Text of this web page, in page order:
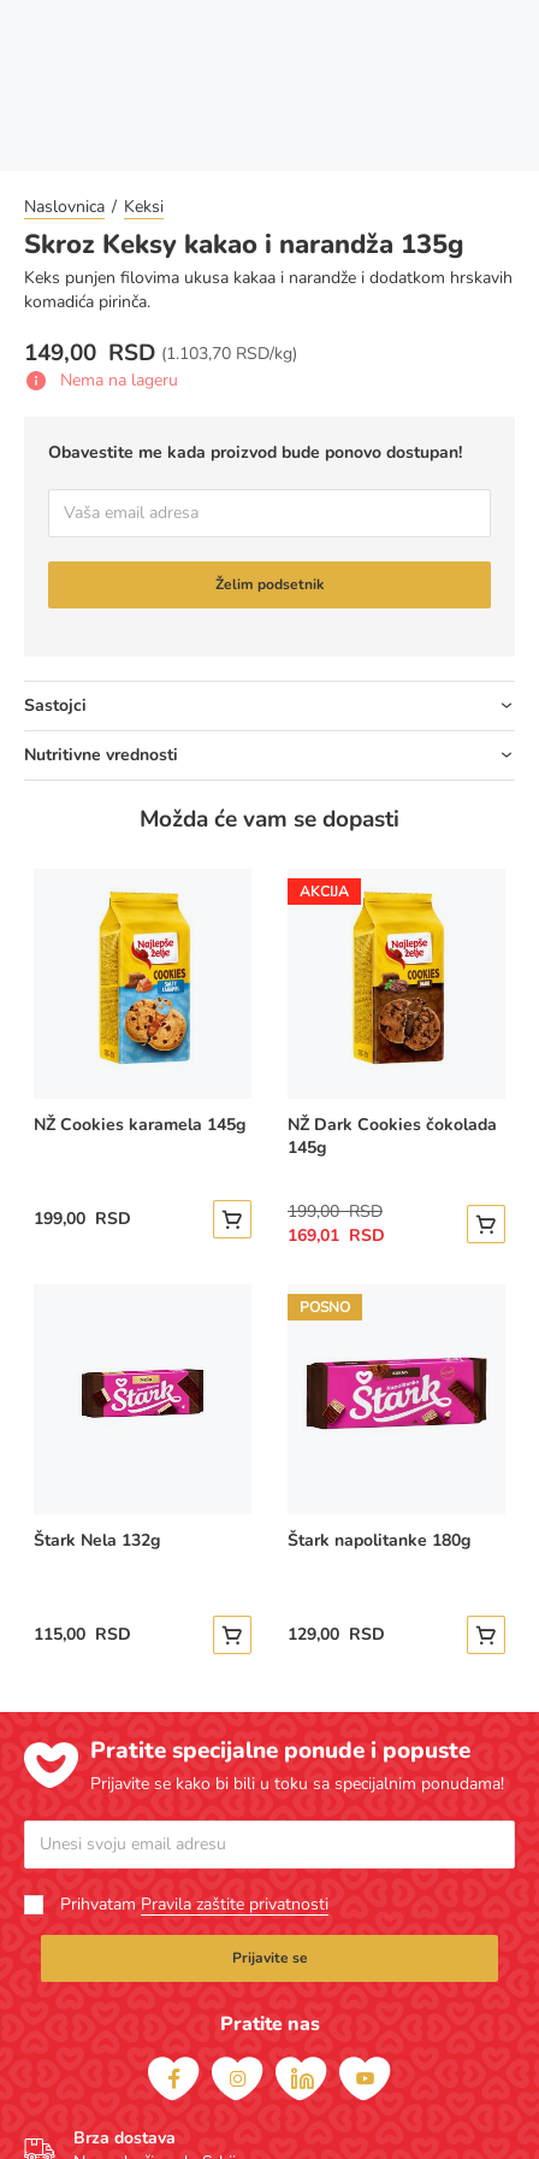
Naslovnica Keksi
Skroz Keksy kakao i narandža 135g
Keks punjen filovima ukusa kakaa i narandže i dodatkom hrskavih
komadića pirinča.
149,00 RSD (Cena za jedinicu mere:
1.103,70 RSD/kg)
Nema na lageru
Obavestite me kada proizvod bude ponovo dostupan!
pošta
Želim podsetnik
Sastojci
Nutritivne vrednosti
Možda će vam se dopasti
NŽ Cookies karamela 145g
199,00 RSD Dodajte u korpu
AKCIJA
NŽ Dark Cookies čokolada
145g
Special
169,01 RSD
Regular
Price
199,00 RSD
Štark Nela 132g
115,00 RSD Dodajte u korpu
POSNO
Štark napolitanke 180g
129,00 RSD
Pratite specijalne ponude i popuste
Prijavite se kako bi bili u toku sa specijalnim ponudama!
Prihvatam Pravila zaštite privatnosti
Prijavite se
Pratite nas
Brza dostava